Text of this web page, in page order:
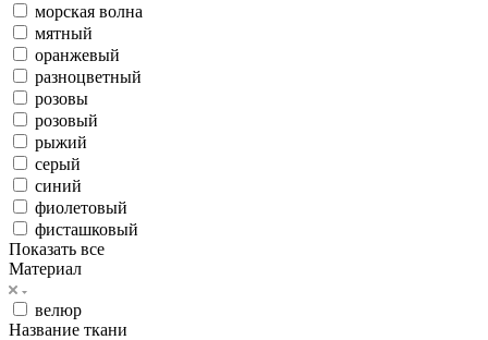
морская волна
мятный
оранжевый
разноцветный
розовы
розовый
рыжий
серый
синий
фиолетовый
фисташковый
Показать все
Материал
велюр
Название ткани